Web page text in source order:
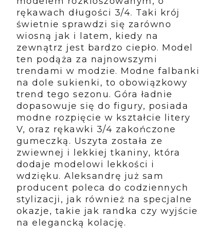
rękawach długości 3/4. Taki krój
świetnie sprawdzi się zarówno
wiosną jak i latem, kiedy na
zewnątrz jest bardzo ciepło. Model
ten podąża za najnowszymi
trendami w modzie. Modne falbanki
na dole sukienki, to obowiązkowy
trend tego sezonu. Góra ładnie
dopasowuje się do figury, posiada
modne rozpięcie w kształcie litery
V, oraz rękawki 3/4 zakończone
gumeczką. Uszyta została ze
zwiewnej i lekkiej tkaniny, która
dodaje modelowi lekkości i
wdzięku. Aleksandrę już sam
producent poleca do codziennych
stylizacji, jak również na specjalne
okazje, takie jak randka czy wyjście
na elegancką kolację.